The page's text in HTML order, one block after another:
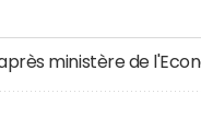
ministère de